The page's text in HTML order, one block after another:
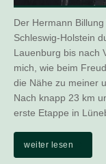
Der Hermann
Schleswig-Holstein
Lauenburg bis nach
mich, wie beim
die Nähe zu meiner
Nach knapp 23 km
erste Etappe in
weiter lesen